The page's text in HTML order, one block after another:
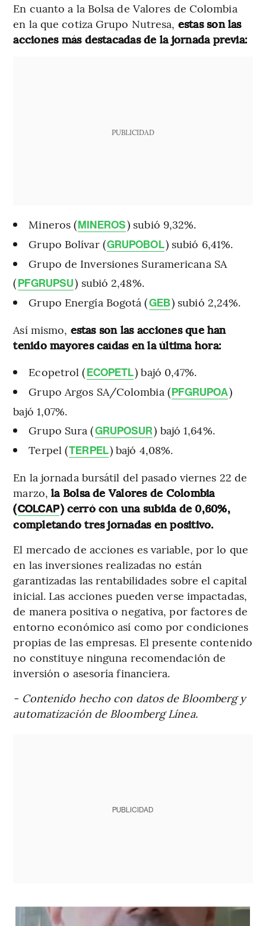
En cuanto a la Bolsa de Valores de Colombia
en la que cotiza Grupo Nutresa, estas son las
acciones más destacadas de la jornada previa:
PUBLICIDAD
Mineros (MINEROS) subió 9,32%.
Grupo Bolívar (GRUPOBOL) subió 6,41%.
Grupo de Inversiones Suramericana SA
(PFGRUPSU) subió 2,48%.
Grupo Energía Bogotá (GEB) subió 2,24%.
Así mismo, estas son las acciones que han
tenido mayores caídas en la última hora:
Ecopetrol (ECOPETL) bajó 0,47%.
Grupo Argos SA/Colombia (PFGRUPOA)
bajó 1,07%.
Grupo Sura (GRUPOSUR) bajó 1,64%.
Terpel (TERPEL) bajó 4,08%.
En la jornada bursátil del pasado viernes 22 de
marzo,la Bolsa de Valores de Colombia
(COLCAP) cerró con una subida de 0,60%,
completando tres jornadas en positivo.
El mercado de acciones es variable, por lo que
en las inversiones realizadas no están
garantizadas las rentabilidades sobre el capital
inicial. Las acciones pueden verse impactadas,
de manera positiva o negativa, por factores de
entorno económico así como por condiciones
propias de las empresas. El presente contenido
no constituye ninguna recomendación de
inversión o asesoría financiera.
- Contenido hecho con datos de Bloomberg y
automatización de Bloomberg Línea.
PUBLICIDAD